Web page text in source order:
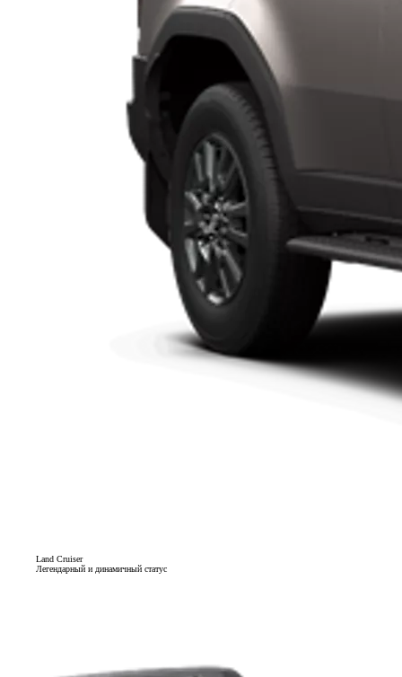
Land Cruiser
Легендарный и динамичный статус